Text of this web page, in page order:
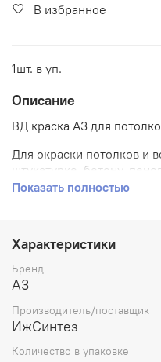
В избранное
1шт. в уп.
Описание
ВД краска А3 для
Для окраски потолков и
штукатурке, бетону,
древесине в сухих
пожарной безопасности.
Срок годности:
Высыхание:1 час при
относительной
Цвет:белоснежный
Показать полностью
Характеристики
Бренд
A3
Производитель/поставщик
ИжСинтез
Количество в упаковке